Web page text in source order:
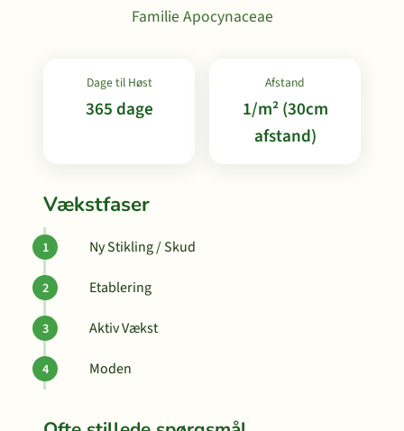
Familie Apocynaceae
Dage til Høst
365 dage
Afstand
1/m² (30cm
afstand)
Vækstfaser
Ny Stikling / Skud
Etablering
Aktiv Vækst
Moden